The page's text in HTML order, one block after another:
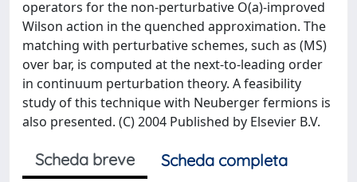
operators for the non-perturbative O(a)-improved
Wilson action in the quenched approximation. The
matching with perturbative schemes, such as (MS)
over bar, is computed at the next-to-leading order
in continuum perturbation theory. A feasibility
study of this technique with Neuberger fermions is
also presented. (C) 2004 Published by Elsevier B.V.
Scheda breve
Scheda completa